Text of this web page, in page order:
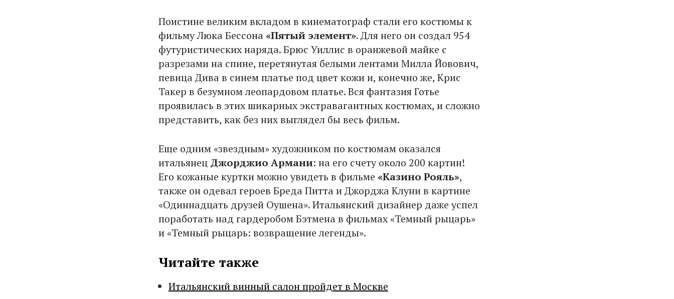
Поистине великим вкладом в кинематограф стали его костюмы к
фильму Люка Бессона«Пятый элемент». Для него он создал 954
футуристических наряда. Брюс Уиллис в оранжевой майке с
разрезами на спине, перетянутая белыми лентами Милла Йовович,
певица Дива в синем платье под цвет кожи и, конечно же, Крис
Такер в безумном леопардовом платье. Вся фантазия Готье
проявилась в этих шикарных экстравагантных костюмах, и сложно
представить, как без них выглядел бы весь фильм.
Еще одним «звездным» художником по костюмам оказался
итальянец Джорджио Армани: на его счету около 200 картин!
Его кожаные куртки можно увидеть в фильме «Казино Рояль»,
также он одевал героев Бреда Питта и Джорджа Клуни в картине
«Одиннадцать друзей Оушена». Итальянский дизайнер даже успел
поработать над гардеробом Бэтмена в фильмах «Темный рыцарь»
и «Темный рыцарь: возвращение легенды».
Читайте также
Итальянский винный салон пройдет в Москве